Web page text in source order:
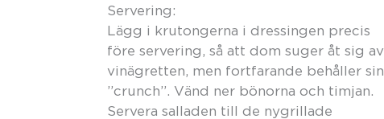
Servering:
Lägg i krutongerna i dressingen precis
före servering, så att dom suger åt sig av
vinägretten, men fortfarande behåller sin
”crunch”. Vänd ner bönorna och timjan.
Servera salladen till de nygrillade